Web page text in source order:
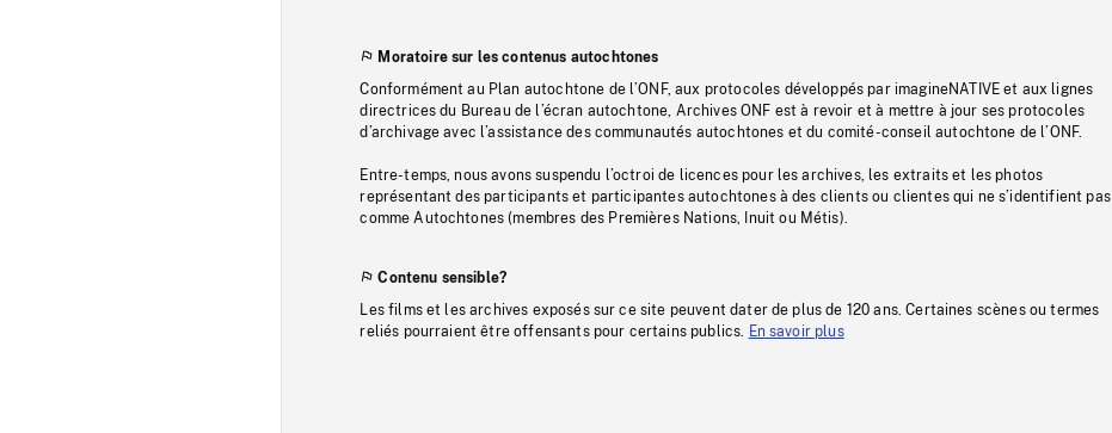
Moratoire sur les contenus autochtones
Conformément au Plan autochtone de l’ONF, aux protocoles développés par imagineNATIVE et aux lignes
directrices du Bureau de l’écran autochtone, Archives ONF est à revoir et à mettre à jour ses protocoles
d’archivage avec l’assistance des communautés autochtones et du comité-conseil autochtone de l’ONF.
Entre-temps, nous avons suspendu l’octroi de licences pour les archives, les extraits et les photos
représentant des participants et participantes autochtones à des clients ou clientes qui ne s’identifient pas
comme Autochtones (membres des Premières Nations, Inuit ou Métis).
Contenu sensible?
Les films et les archives exposés sur ce site peuvent dater de plus de 120 ans. Certaines scènes ou termes
reliés pourraient être offensants pour certains publics. En savoir plus